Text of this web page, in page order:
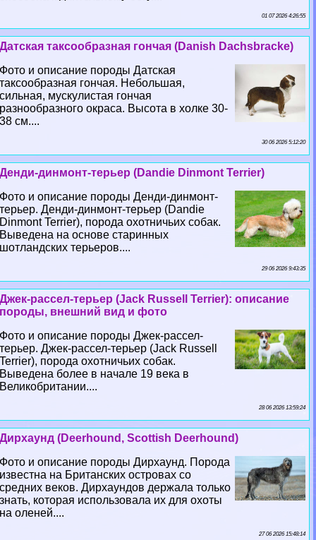
01 07 2026 4:26:55
Датская таксообразная гончая (Danish Dachsbracke)
Фото и описание породы Датская
таксообразная гончая. Небольшая,
сильная, мускулистая гончая
разнообразного окраса. Высота в холке 30-
38 см....
30 06 2026 5:12:20
Денди-динмонт-терьер (Dandie Dinmont Terrier)
Фото и описание породы Денди-динмонт-
терьер. Денди-динмонт-терьер (Dandie
Dinmont Terrier), порода охотничьих собак.
Выведена на основе старинных
шотландских терьеров....
29 06 2026 9:43:35
Джек-рассел-терьер (Jack Russell Terrier): описание
породы, внешний вид и фото
Фото и описание породы Джек-рассел-
терьер. Джек-рассел-терьер (Jack Russell
Terrier), порода охотничьих собак.
Выведена более в начале 19 века в
Великобритании....
28 06 2026 13:59:24
Дирхаунд (Deerhound, Scottish Deerhound)
Фото и описание породы Дирхаунд. Порода
известна на Британских островах со
средних веков. Дирхаундов держала только
знать, которая использовала их для охоты
на оленей....
27 06 2026 15:48:14